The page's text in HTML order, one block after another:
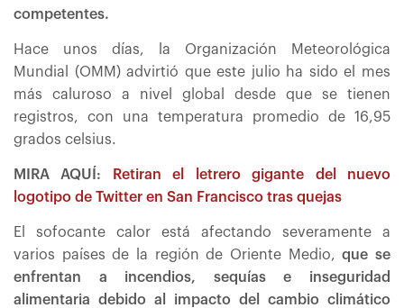
competentes.
Hace unos días, la Organización Meteorológica
Mundial (OMM) advirtió que este julio ha sido el mes
más caluroso a nivel global desde que se tienen
registros, con una temperatura promedio de 16,95
grados celsius.
MIRA AQUÍ:
Retiran el letrero gigante del nuevo
logotipo de Twitter en San Francisco tras quejas
El sofocante calor está afectando severamente a
varios países de la región de Oriente Medio,que se
enfrentan a incendios, sequías e inseguridad
alimentaria debido al impacto del cambio climático